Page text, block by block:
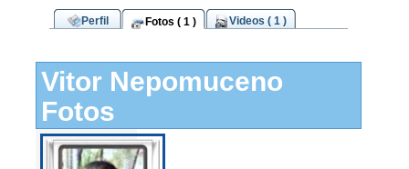
Perfil Fotos ( 1 ) Videos ( 1 )
Vitor Nepomuceno
Fotos